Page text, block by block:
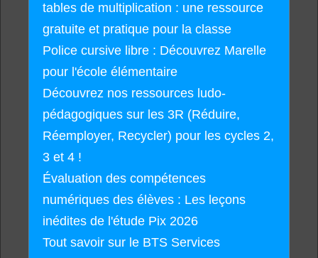
tables de multiplication : une ressource
gratuite et pratique pour la classe
Police cursive libre : Découvrez Marelle
pour l'école élémentaire
Découvrez nos ressources ludo-
pédagogiques sur les 3R (Réduire,
Réemployer, Recycler) pour les cycles 2,
3 et 4 !
Évaluation des compétences
numériques des élèves : Les leçons
inédites de l'étude Pix 2026
Tout savoir sur le BTS Services